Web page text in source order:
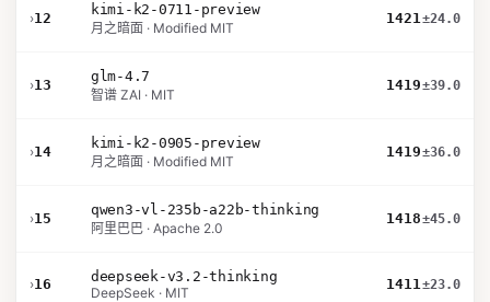
›12
kimi-k2-0711-preview
月之暗面 · Modified MIT
1421±24.0
›13
glm-4.7
智谱 ZAI · MIT
1419±39.0
›14
kimi-k2-0905-preview
月之暗面 · Modified MIT
1419±36.0
›15
qwen3-vl-235b-a22b-thinking
阿里巴巴 · Apache 2.0
1418±45.0
›16
deepseek-v3.2-thinking
DeepSeek · MIT
1411±23.0